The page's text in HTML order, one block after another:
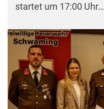
startet um 17:00 Uhr…